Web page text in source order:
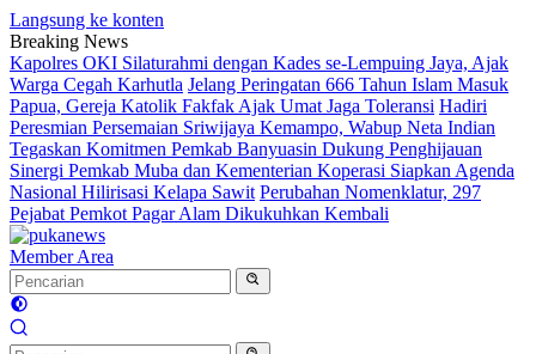
Langsung ke konten
Breaking News
Kapolres OKI Silaturahmi dengan Kades se-Lempuing Jaya, Ajak
Warga Cegah Karhutla Jelang Peringatan 666 Tahun Islam Masuk
Papua, Gereja Katolik Fakfak Ajak Umat Jaga Toleransi Hadiri
Peresmian Persemaian Sriwijaya Kemampo, Wabup Neta Indian
Tegaskan Komitmen Pemkab Banyuasin Dukung Penghijauan
Sinergi Pemkab Muba dan Kementerian Koperasi Siapkan Agenda
Nasional Hilirisasi Kelapa Sawit Perubahan Nomenklatur, 297
Pejabat Pemkot Pagar Alam Dikukuhkan Kembali
Member Area